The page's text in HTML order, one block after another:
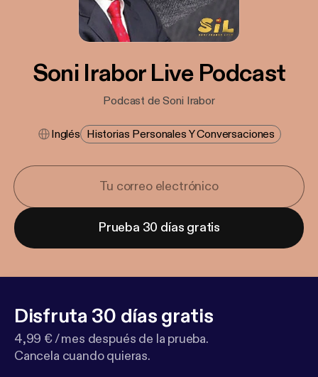
Soni Irabor Live Podcast
Podcast de Soni Irabor
Inglés Historias Personales Y Conversaciones
Prueba 30 días gratis
Disfruta 30 días gratis
4,99 € / mes después de la prueba.
Cancela cuando quieras.